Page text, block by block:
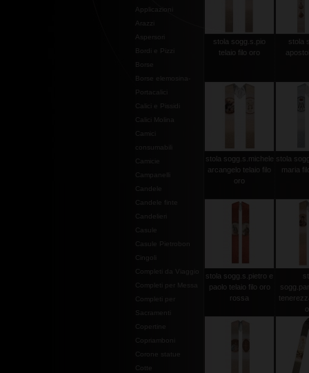
Applicazioni
Arazzi
Aspersori
Bordi e Pizzi
Borse
Borse elemosina-
Portacalici
Calici e Pissidi
Calici Molina
Campanelli
Candele
Candele finte
Candelieri
Casule
Casule Pietrobon
Cingoli
Completi da Viaggio
Completi per Messa
Completi per
Sacramenti
Copertine
Copriamboni
Corone statue
Cotte
stola sogg.s.pio
telaio filo oro
stola
stola sogg.s.michele
arcangelo telaio filo
oro
stola
maria
stola sogg.s.pietro e
paolo telaio filo oro
rossa